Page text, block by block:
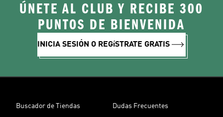
ÚNETE AL CLUB Y RECIBE 300
PUNTOS DE BIENVENIDA
INICIA SESIÓN O REGíSTRATE GRATIS
Buscador de Tiendas Dudas Frecuentes